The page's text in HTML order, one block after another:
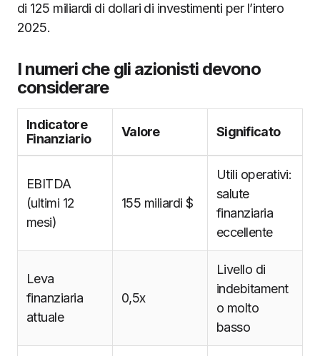
di 125 miliardi di dollari di investimenti per l’intero
2025.
I numeri che gli azionisti devono
considerare
Indicatore
Finanziario
Valore Significato
EBITDA
(ultimi 12
mesi)
155 miliardi $
Utili operativi:
salute
finanziaria
eccellente
Leva
finanziaria
attuale
0,5x
Livello di
indebitament
o molto
basso